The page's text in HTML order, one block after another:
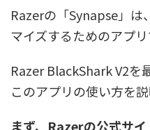
Razerの「Synapse」は
マイズするためのアプリ
Razer BlackShark V2を
このアプリの使い方を説
まず、Razerの公式サ